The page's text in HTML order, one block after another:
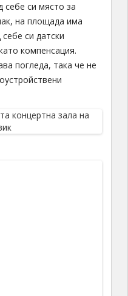
себе си място за
на площада има
си датски
компенсация.
погледа, така че не